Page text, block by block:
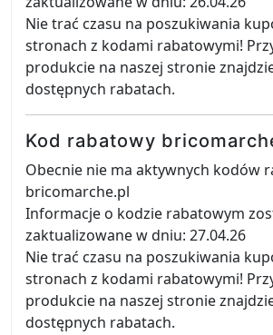
Nie trać czasu na poszukiwania
stronach z kodami rabatowymi!
produkcie na naszej stronie
dostępnych rabatach.
Kod rabatowy
Obecnie nie ma aktywnych kodów
bricomarche.pl
Informacje o kodzie rabatowym
zaktualizowane w dniu: 27.04.26
Nie trać czasu na poszukiwania
stronach z kodami rabatowymi!
produkcie na naszej stronie
dostępnych rabatach.